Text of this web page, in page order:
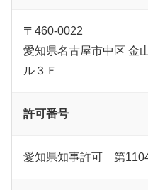
〒460-0022
愛知県名古屋市中区 金
ル３Ｆ
許可番号
愛知県知事許可 第